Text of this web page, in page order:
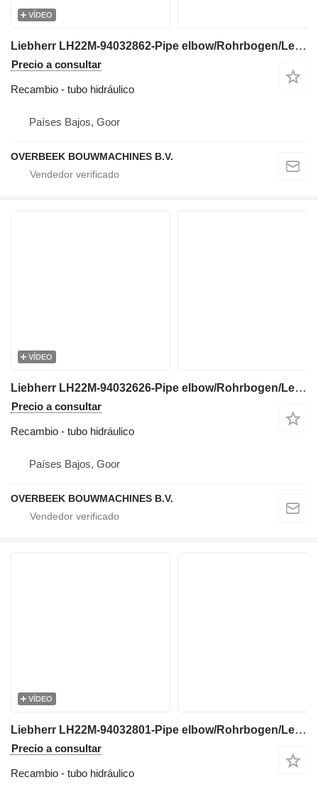
VÍDEO
Liebherr LH22M-94032862-Pipe elbow/Rohrbogen/Leiding tubo hidráulico para excavadora
Precio a consultar
Recambio - tubo hidráulico
Países Bajos, Goor
OVERBEEK BOUWMACHINES B.V.
VÍDEO
Liebherr LH22M-94032626-Pipe elbow/Rohrbogen/Leiding tubo hidráulico para excavadora
Precio a consultar
Recambio - tubo hidráulico
Países Bajos, Goor
OVERBEEK BOUWMACHINES B.V.
VÍDEO
Liebherr LH22M-94032801-Pipe elbow/Rohrbogen/Leiding tubo hidráulico para excavadora
Precio a consultar
Recambio - tubo hidráulico